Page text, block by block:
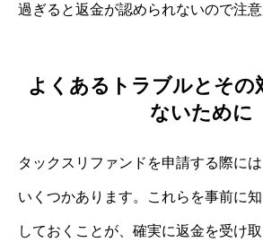
過ぎると返金が認められないので注意
よくあるトラブルとその
ないために
タックスリファンドを申請する際に
いくつかあります。これらを事前に
しておくことが、確実に返金を受け取